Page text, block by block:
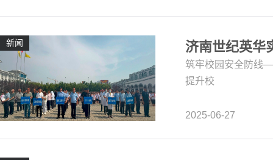
新闻 济南世纪英华
筑牢校园安全防线—
提升校
2025-06-27